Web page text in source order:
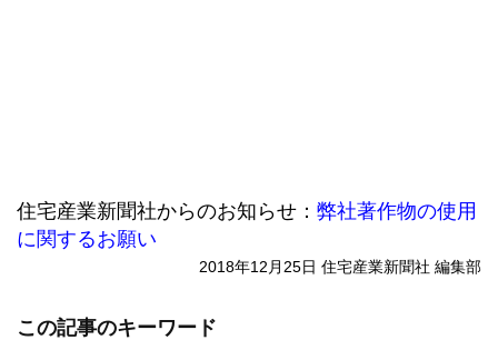
住宅産業新聞社からのお知らせ： 弊社著作物の使用
に関するお願い
2018年12月25日 住宅産業新聞社 編集部
この記事のキーワード